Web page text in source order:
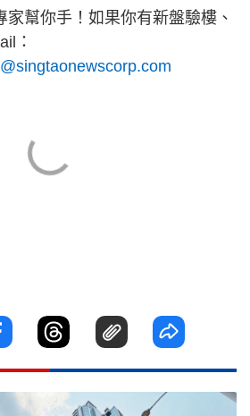
家幫你手！如果你有新盤驗樓、
：